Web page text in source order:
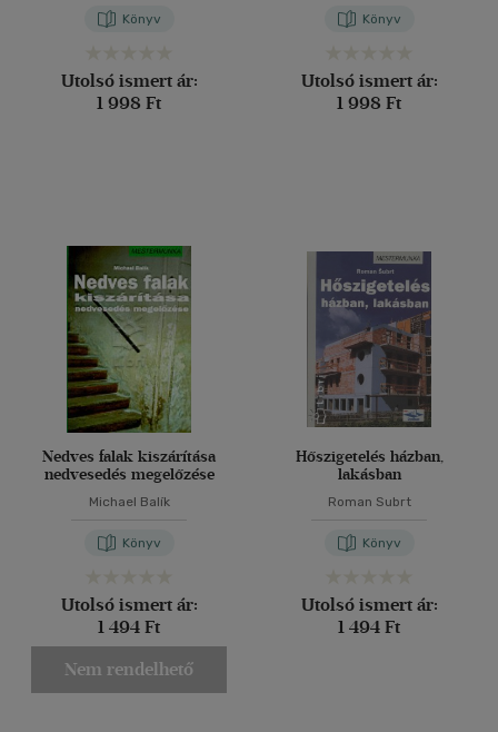
Könyv
Utolsó ismert ár:
1 998 Ft
Könyv
Utolsó ismert ár:
1 998 Ft
Nedves falak kiszárítása
nedvesedés megelőzése
Michael Balík
Könyv
Utolsó ismert ár:
1 494 Ft
Nem rendelhető
Hőszigetelés házban,
lakásban
Roman Subrt
Könyv
Utolsó ismert ár:
1 494 Ft